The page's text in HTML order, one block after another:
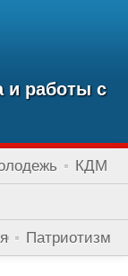
и работы с
КДМ
Патриотизм